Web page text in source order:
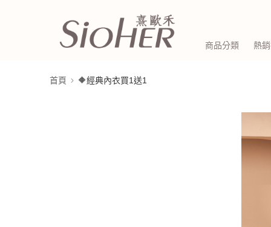
商品分類 熱
首頁 🔶經典內衣買1送1